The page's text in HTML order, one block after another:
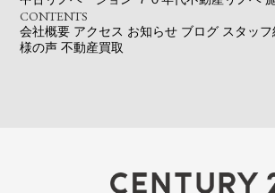
CONTENTS
会社概要 アクセス お知らせ ブログ スタッ
様の声 不動産買取